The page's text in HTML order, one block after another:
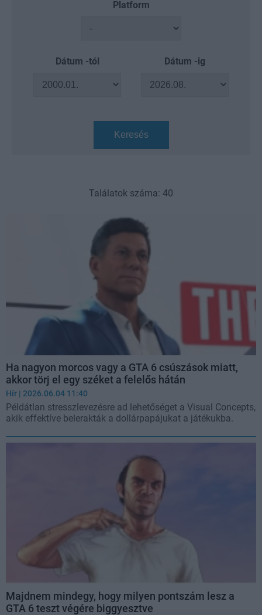
Platform
Dátum -tól Dátum -ig
Keresés
Találatok száma: 40
Ha nagyon morcos vagy a GTA 6 csúszások miatt,
akkor törj el egy széket a felelős hátán
Hír | 2026.06.04 11:40
Példátlan stresszlevezésre ad lehetőséget a Visual Concepts,
akik effektíve belerakták a dollárpapájukat a játékukba.
Majdnem mindegy, hogy milyen pontszám lesz a
GTA 6 teszt végére biggyesztve